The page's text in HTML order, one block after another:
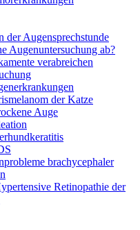
der Augensprechstunde
Augenuntersuchung ab?
verabreichen
der Katze
Auge
brachycephaler
Retinopathie der